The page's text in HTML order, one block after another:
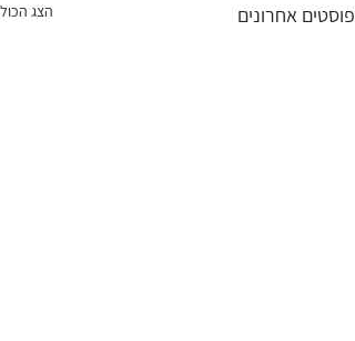
פוסטים אחרונים הצג הכול